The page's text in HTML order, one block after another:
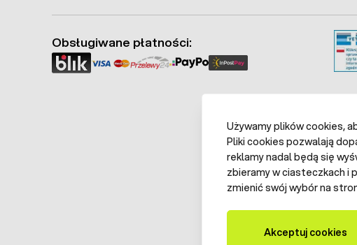
Obsługiwane płatności:
Używamy plików cookies,
Pliki cookies pozwalają
reklamy nadal będą się
zbieramy w ciasteczkach i
zmienić swój wybór na
Akceptuj cookies